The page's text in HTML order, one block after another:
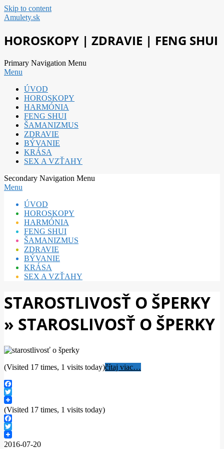
Skip to content
Amulety.sk
HOROSKOPY | ZDRAVIE | FENG SHUI
Primary Navigation Menu
Menu
ÚVOD
HOROSKOPY
HARMÓNIA
FENG SHUI
ŠAMANIZMUS
ZDRAVIE
BÝVANIE
KRÁSA
SEX A VZŤAHY
Secondary Navigation Menu
Menu
ÚVOD
HOROSKOPY
HARMÓNIA
FENG SHUI
ŠAMANIZMUS
ZDRAVIE
BÝVANIE
KRÁSA
SEX A VZŤAHY
STAROSTLIVOSŤ O ŠPERKY
» STAROSLIVOSŤ O ŠPERKY
(Visited 17 times, 1 visits today)čítaj viac…
Facebook
Twitter
(Visited 17 times, 1 visits today)
Facebook
Twitter
2016-07-20